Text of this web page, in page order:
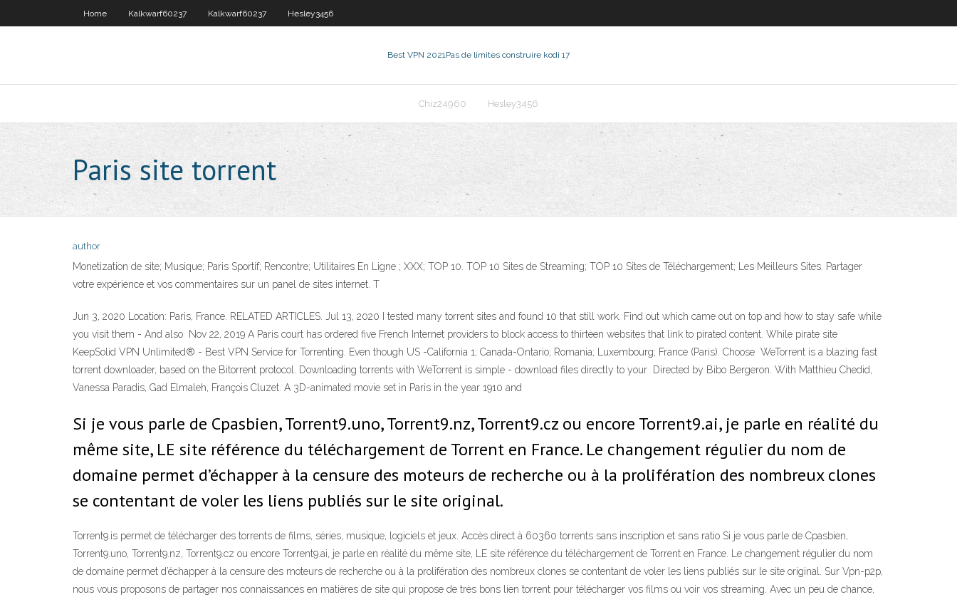
Home Kalkwarf60237 Kalkwarf60237 Hesley3456
Best VPN 2021Pas de limites construire kodi 17
Chiz24960 Hesley3456
Paris site torrent
author
Monetization de site; Musique; Paris Sportif; Rencontre; Utilitaires En Ligne ; XXX; TOP 10. TOP 10 Sites de Streaming; TOP 10 Sites de Téléchargement; Les Meilleurs Sites. Partager
votre expérience et vos commentaires sur un panel de sites internet. T
Jun 3, 2020 Location: Paris, France. RELATED ARTICLES. Jul 13, 2020 I tested many torrent sites and found 10 that still work. Find out which came out on top and how to stay safe while
you visit them - And also Nov 22, 2019 A Paris court has ordered five French Internet providers to block access to thirteen websites that link to pirated content. While pirate site
KeepSolid VPN Unlimited® - Best VPN Service for Torrenting. Even though US -California 1; Canada-Ontario; Romania; Luxembourg; France (Paris). Choose WeTorrent is a blazing fast
torrent downloader, based on the Bitorrent protocol. Downloading torrents with WeTorrent is simple - download files directly to your Directed by Bibo Bergeron. With Matthieu Chedid,
Vanessa Paradis, Gad Elmaleh, François Cluzet. A 3D-animated movie set in Paris in the year 1910 and
Si je vous parle de Cpasbien, Torrent9.uno, Torrent9.nz, Torrent9.cz ou encore Torrent9.ai, je parle en réalité du
même site, LE site référence du téléchargement de Torrent en France. Le changement régulier du nom de
domaine permet d’échapper à la censure des moteurs de recherche ou à la prolifération des nombreux clones
se contentant de voler les liens publiés sur le site original.
Torrent9.is permet de télécharger des torrents de films, séries, musique, logiciels et jeux. Accès direct à 60360 torrents sans inscription et sans ratio Si je vous parle de Cpasbien,
Torrent9.uno, Torrent9.nz, Torrent9.cz ou encore Torrent9.ai, je parle en réalité du même site, LE site référence du téléchargement de Torrent en France. Le changement régulier du nom
de domaine permet d’échapper à la censure des moteurs de recherche ou à la prolifération des nombreux clones se contentant de voler les liens publiés sur le site original. Sur Vpn-p2p,
nous vous proposons de partager nos connaissances en matières de site qui propose de très bons lien torrent pour télécharger vos films ou voir vos streaming. Avec un peu de chance,